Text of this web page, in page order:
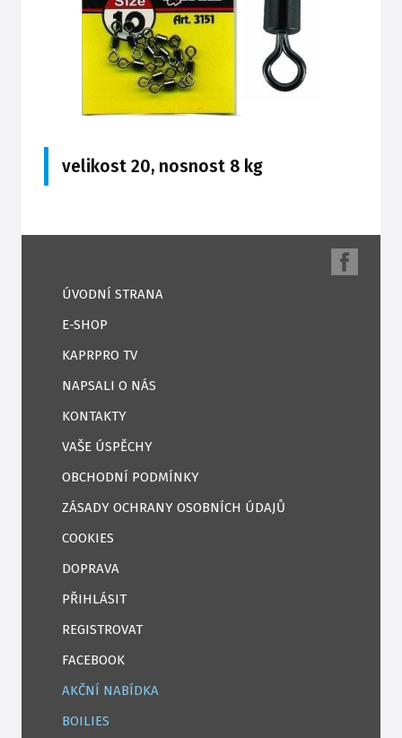
velikost 20, nosnost 8 kg
ÚVODNÍ STRANA
E-SHOP
KAPRPRO TV
NAPSALI O NÁS
KONTAKTY
VAŠE ÚSPĚCHY
OBCHODNÍ PODMÍNKY
ZÁSADY OCHRANY OSOBNÍCH ÚDAJŮ
COOKIES
DOPRAVA
PŘIHLÁSIT
REGISTROVAT
FACEBOOK
AKČNÍ NABÍDKA
BOILIES